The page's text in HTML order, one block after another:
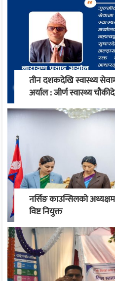
तीन दशकदेखि स्वास्थ्य
अर्याल : जीर्ण स्वास्थ्य
स्वास्थ्य रूपान्तरण सम्म
नर्सिङ काउन्सिलको अध्यक्षमा
विष्ट नियुक्त